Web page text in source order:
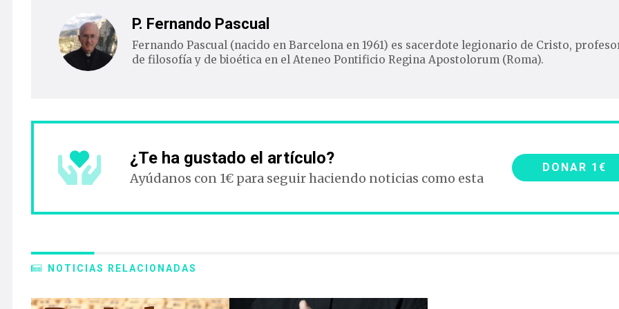
P. Fernando Pascual
Fernando Pascual (nacido en Barcelona en 1961) es sacerdote legionario de Cristo,
de filosofía y de bioética en el Ateneo Pontificio Regina Apostolorum (Roma).
¿Te ha gustado el artículo?
Ayúdanos con 1€ para seguir haciendo noticias como esta
DONAR 1€
NOTICIAS RELACIONADAS